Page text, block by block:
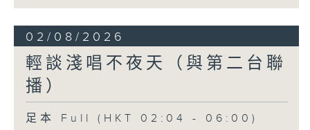
02/08/2026
輕談淺唱不夜天（與第二台聯
播）
足本 Full (HKT 02:04 - 06:00)